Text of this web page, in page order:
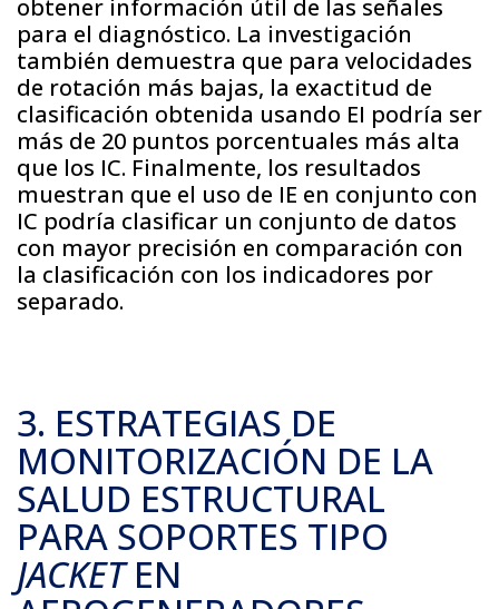
obtener información útil de las señales
para el diagnóstico. La investigación
también demuestra que para velocidades
de rotación más bajas, la exactitud de
clasificación obtenida usando EI podría ser
más de 20 puntos porcentuales más alta
que los IC. Finalmente, los resultados
muestran que el uso de IE en conjunto con
IC podría clasificar un conjunto de datos
con mayor precisión en comparación con
la clasificación con los indicadores por
separado.
3. ESTRATEGIAS DE
MONITORIZACIÓN DE LA
SALUD ESTRUCTURAL
PARA SOPORTES TIPO
JACKETEN